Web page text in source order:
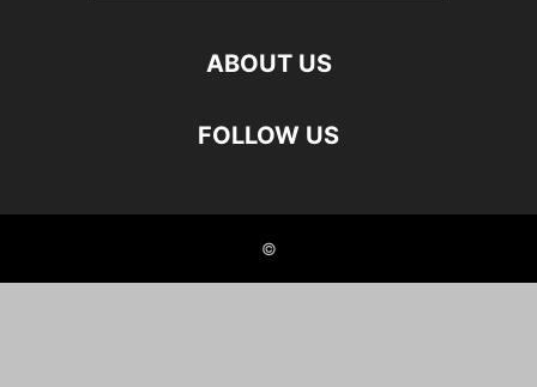
ABOUT US
FOLLOW US
©